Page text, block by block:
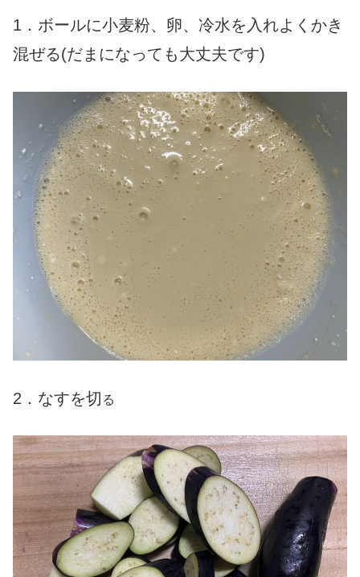
1．ボールに小麦粉、卵、冷水を入れよくかき
混ぜる(だまになっても大丈夫です)
2．なすを切 る